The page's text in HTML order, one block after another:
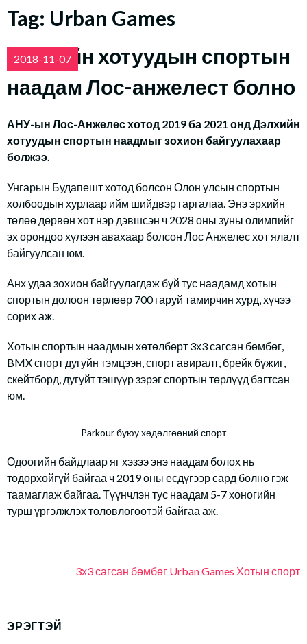
Tag: Urban Games
2018-11-07
Дэлхийн хотуудын спортын
наадам Лос-анжелест болно
АНУ-ын Лос-Анжелес хотод 2019 ба 2021 онд Дэлхийн
хотуудын спортын наадмыг зохион байгуулахаар
болжээ.
Унгарын Будапешт хотод болсон Олон улсын спортын
холбоодын хурлаар ийм шийдвэр гаргалаа. Энэ эрхийн
төлөө дөрвөн хот нэр дэвшсэн ч 2028 оны зуны олимпийг
эх орондоо хүлээн авахаар болсон Лос Анжелес хот ялалт
байгуулсан юм.
Анх удаа зохион байгуулагдаж буй тус наадамд хотын
спортын долоон төрлөөр 700 гаруй тамирчин хурд, хүчээ
сорих аж.
Хотын спортын наадмын хөтөлбөрт 3х3 сагсан бөмбөг,
BMX спорт дугуйн тэмцээн, спорт авиралт, брейк бүжиг,
скейтборд, дугуйт тэшүүр зэрэг спортын төрлүүд багтсан
юм.
Parkour буюу хөдөлгөөний спорт
Одоогийн байдлаар яг хэзээ энэ наадам болох нь
тодорхойгүй байгаа ч 2019 оны есдүгээр сард болно гэж
таамаглаж байгаа. Түүнчлэн тус наадам 5-7 хоногийн
турш үргэлжлэх төлөвлөгөөтэй байгаа аж.
3х3 сагсан бөмбөг Urban Games Хотын спорт
ЭРЭГТЭЙ